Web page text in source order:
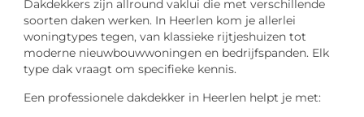
Dakdekkers zijn allround vaklui die met verschillende
soorten daken werken. In Heerlen kom je allerlei
woningtypes tegen, van klassieke rijtjeshuizen tot
moderne nieuwbouwwoningen en bedrijfspanden. Elk
type dak vraagt om specifieke kennis.
Een professionele dakdekker in Heerlen helpt je met: